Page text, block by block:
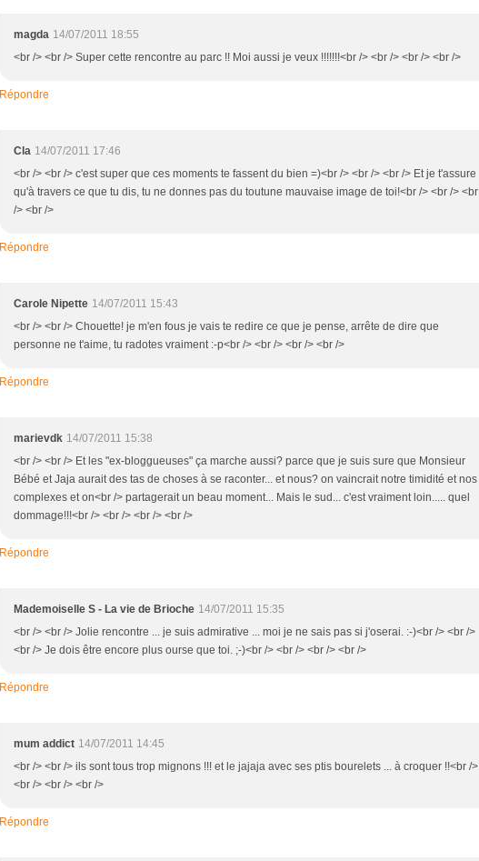
magda 14/07/2011 18:55
<br /> <br /> Super cette rencontre au parc !! Moi aussi je veux !!!!!!!<br /> <br /> <br /> <br />
Répondre
Cla 14/07/2011 17:46
<br /> <br /> c'est super que ces moments te fassent du bien =)<br /> <br /> <br /> Et je t'assure
qu'à travers ce que tu dis, tu ne donnes pas du toutune mauvaise image de toi!<br /> <br /> <br
/> <br />
Répondre
Carole Nipette 14/07/2011 15:43
<br /> <br /> Chouette! je m'en fous je vais te redire ce que je pense, arrête de dire que
personne ne t'aime, tu radotes vraiment :-p<br /> <br /> <br /> <br />
Répondre
marievdk 14/07/2011 15:38
<br /> <br /> Et les "ex-bloggueuses" ça marche aussi? parce que je suis sure que Monsieur
Bébé et Jaja aurait des tas de choses à se raconter... et nous? on vaincrait notre timidité et nos
complexes et on<br /> partagerait un beau moment... Mais le sud... c'est vraiment loin..... quel
dommage!!!<br /> <br /> <br /> <br />
Répondre
Mademoiselle S - La vie de Brioche 14/07/2011 15:35
<br /> <br /> Jolie rencontre ... je suis admirative ... moi je ne sais pas si j'oserai. :-)<br /> <br />
<br /> Je dois être encore plus ourse que toi. ;-)<br /> <br /> <br /> <br />
Répondre
mum addict 14/07/2011 14:45
<br /> <br /> ils sont tous trop mignons !!! et le jajaja avec ses ptis bourelets ... à croquer !!<br />
<br /> <br /> <br />
Répondre